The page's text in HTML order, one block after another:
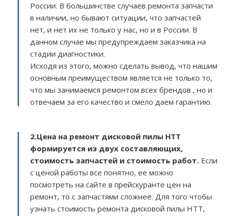
России. В большинстве случаев ремонта запчасти
в наличии, но бывают ситуации, что запчастей
нет, и нет их не только у нас, но и в России. В
данном случае мы предупреждаем заказчика на
стадии диагностики.
Исходя из этого, можно сделать вывод, что нашим
основным преимуществом является не только то,
что мы занимаемся ремонтом всех брендов , но и
отвечаем за его качество и смело даем гарантию.
2.Цена на ремонт дисковой пилы HTT
формируется из двух составляющих,
стоимость запчастей и стоимость работ. Если
с ценой работы все понятно, ее можно
посмотреть на сайте в прейскуранте цен на
ремонт, то с запчастями сложнее. Для того чтобы
узнать стоимость ремонта дисковой пилы HTT,